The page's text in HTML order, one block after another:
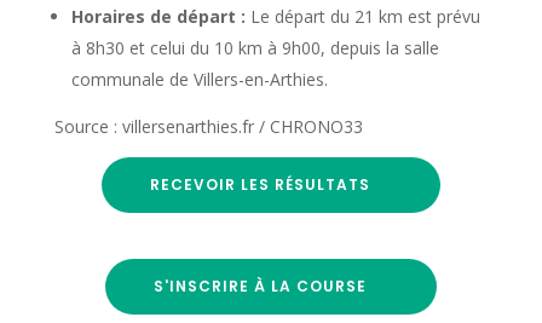
Horaires de départ : Le départ du 21 km est prévu
à 8h30 et celui du 10 km à 9h00, depuis la salle
communale de Villers-en-Arthies.
Source : villersenarthies.fr / CHRONO33
RECEVOIR LES RÉSULTATS
S'INSCRIRE À LA COURSE